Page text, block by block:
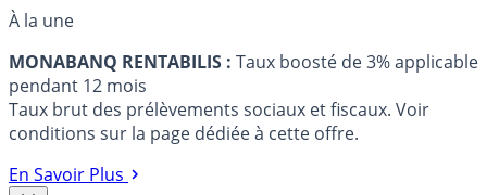
À la une
MONABANQ RENTABILIS : Taux boosté de 3% applicable
pendant 12 mois
Taux brut des prélèvements sociaux et fiscaux. Voir
conditions sur la page dédiée à cette offre.
En Savoir Plus